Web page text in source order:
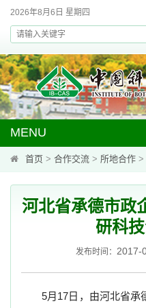
2026年8月6日 星期四
MENU
首页 > 合作交流 > 所地合作 >
河北省承德市政
研科
发布时间： 2017-
5月 17日，由河北省承